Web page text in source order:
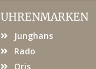
UHRENMARKEN
Junghans
Rado
Oris